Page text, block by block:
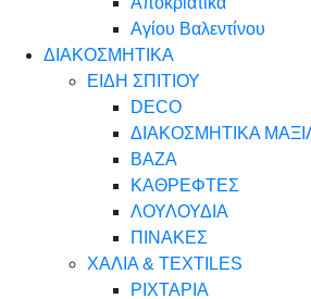
Αγίου Βαλεντίνου
ΔΙΑΚΟΣΜΗΤΙΚΑ
ΕΙΔΗ ΣΠΙΤΙΟΥ
DECO
ΔΙΑΚΟΣΜΗΤΙΚΑ
ΒΑΖΑ
ΚΑΘΡΕΦΤΕΣ
ΛΟΥΛΟΥΔΙΑ
ΠΙΝΑΚΕΣ
ΧΑΛΙΑ & TEXTILES
ΡΙΧΤΑΡΙΑ